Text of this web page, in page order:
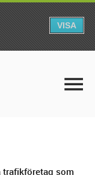
trafikföretag som
VISA